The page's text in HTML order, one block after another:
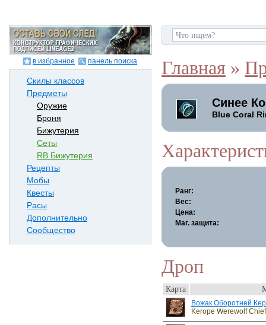
в избранное панель поиска
Скилы классов
Предметы
Оружие
Броня
Бижутерия
Сеты
RB Бижутерия
Рецепты
Мобы
Квесты
Расы
Дополнительно
Сообщество
Главная »
Синее
Blue Coral
Ранг:
Вес:
Цена:
Маг. защита:
Дроп
Карта
Вожак Оборотней
Kerope Werewolf Chief